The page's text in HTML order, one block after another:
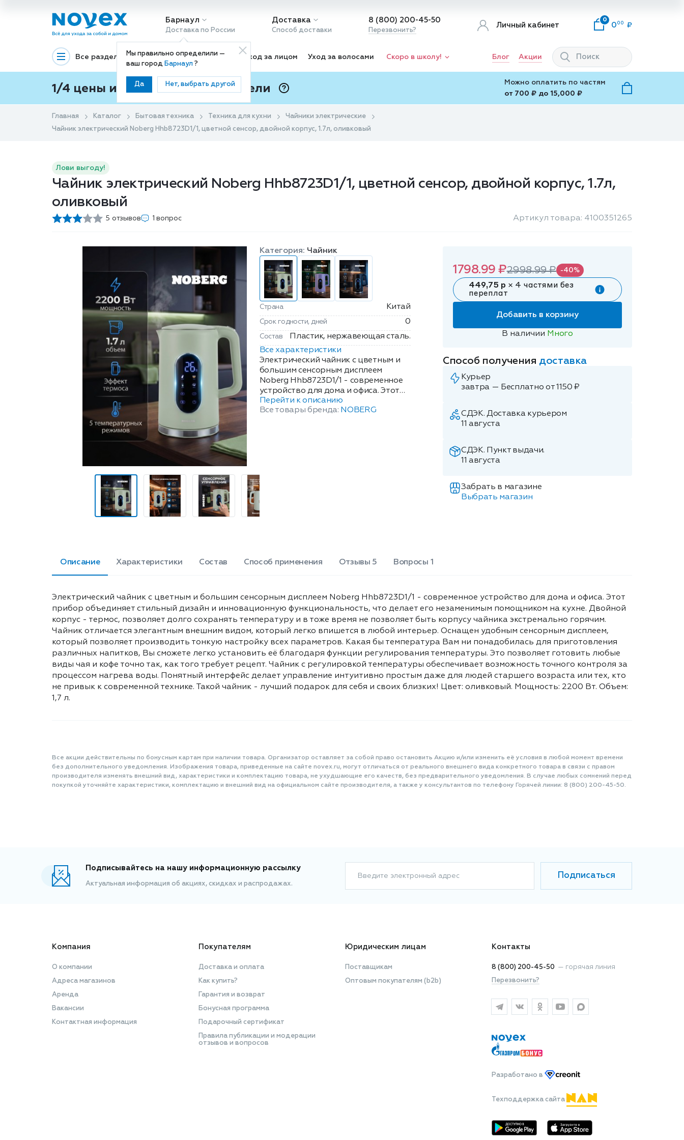
Барнаул
Доставка по России
Мы правильно определили —
ваш город Барнаул?
Да Нет, выбрать другой
Доставка
Способ доставки
8 (800) 200-45-50
Перезвонить?
Личный кабинет
0
0 00
Все разделы Декоративная косметика Уход за лицом Уход за волосами Скоро в школу! Блог Акции
1/4 цены и покупки ваши с Подели
Можно оплатить по частям
от 700 ₽ до 15,000 ₽
Главная Каталог Бытовая техника Техника для кухни
Чайники электрические
Чайник электрический Noberg Hhb8723D1/1, цветной сенсор, двойной корпус, 1.7л, оливковый
Лови выгоду!
Чайник электрический Noberg Hhb8723D1/1, цветной сенсор, двойной корпус, 1.7л,
оливковый
5 отзывов 1 вопрос Артикул товара: 4100351265
Категория: Чайник
Страна Китай
Срок годности, дней 0
Состав
Пластик, нержавеющая сталь.
Все характеристики
Электрический чайник с цветным и
большим сенсорным дисплеем
Noberg Hhb8723D1/1 - современное
устройство для дома и офиса. Этот
прибор объединяет стильный
дизайн и инновационную
горячим. Чайник отличается
элегантным внешним видом,
который легко впишется в любой
интерьер. Оснащен удобным
понадобилась для приготовления
функции регулирования
температуры. Это позволяет
готовить любые виды чая и кофе
точно так, как того требует рецепт.
Чайник с регулировкой температуры
обеспечивает возможность точного
контроля за процессом нагрева
воды. Понятный интерфейс делает
управление интуитивно простым
даже для людей старшего возраста
Перейти к описанию
Все товары бренда: NOBERG
1798.99 ₽2998.99 ₽ -40%
449,75 р × 4 частями без
переплат
Добавить в корзину
В наличии Много
Способ получения доставка
Курьер
завтра — Бесплатно от 1150 ₽
СДЭК. Доставка курьером
11 августа
СДЭК. Пункт выдачи.
11 августа
Забрать в магазине
Выбрать магазин
Описание Характеристики Состав Способ применения Отзывы 5 Вопросы 1
Электрический чайник с цветным и большим сенсорным дисплеем Noberg Hhb8723D1/1 - современное устройство для дома и офиса. Этот
прибор объединяет стильный дизайн и инновационную функциональность, что делает его незаменимым помощником на кухне. Двойной
корпус - термос, позволяет долго сохранять температуру и в тоже время не позволяет быть корпусу чайника экстремально горячим.
Чайник отличается элегантным внешним видом, который легко впишется в любой интерьер. Оснащен удобным сенсорным дисплеем,
который позволяет производить тонкую настройку всех параметров. Какая бы температура Вам ни понадобилась для приготовления
различных напитков, Вы сможете легко установить её благодаря функции регулирования температуры. Это позволяет готовить любые
виды чая и кофе точно так, как того требует рецепт. Чайник с регулировкой температуры обеспечивает возможность точного контроля за
процессом нагрева воды. Понятный интерфейс делает управление интуитивно простым даже для людей старшего возраста или тех, кто
не привык к современной технике. Такой чайник - лучший подарок для себя и своих близких! Цвет: оливковый. Мощность: 2200 Вт. Объем:
1,7 л.
Все акции действительны по бонусным картам при наличии товара. Организатор оставляет за собой право остановить Акцию и/или изменить её условия в любой момент времени
без дополнительного уведомления. Изображения товара, приведенные на сайте novex.ru, могут отличаться от реального внешнего вида конкретного товара в связи с правом
производителя изменять внешний вид, характеристики и комплектацию товара, не ухудшающие его качеств, без предварительного уведомления. В случае любых сомнений перед
покупкой уточняйте характеристики, комплектацию и внешний вид на официальном сайте производителя, а также у консультантов по телефону Горячей линии: 8 (800) 200-45-50.
Подписывайтесь на нашу информационную рассылку
Актуальная информация об акциях, скидках и распродажах.
Введите электронный адрес Подписаться
Компания
О компании
Адреса магазинов
Аренда
Вакансии
Контактная информация
Покупателям
Доставка и оплата
Как купить?
Гарантия и возврат
Бонусная программа
Подарочный сертификат
Правила публикации и модерации
отзывов и вопросов
Юридическим лицам
Поставщикам
Оптовым покупателям (b2b)
Контакты
8 (800) 200-45-50 — горячая линия
Перезвонить?
Разработано в
Техподдержка сайта